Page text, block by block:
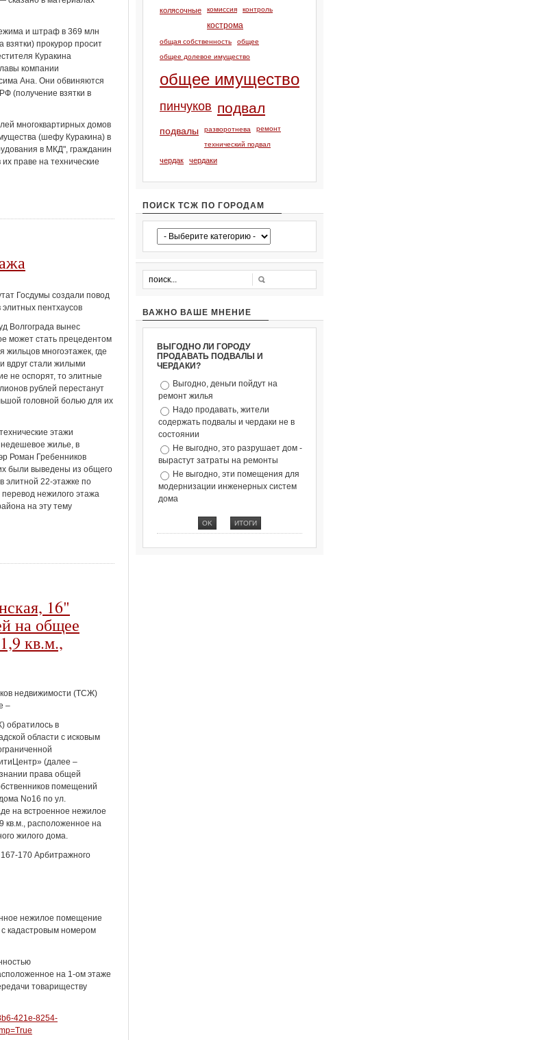
и штраф в 369 млн
взятки) прокурор просит
Куракина
компании
Ана. Они обвиняются
(получение взятки в
многоквартирных домов
(шефу Куракина) в
в МКД", гражданин
праве на технические
Госдумы создали повод
пентхаусов
Волгограда вынес
может стать прецедентом
жильцов многоэтажек, где
вдруг стали жилыми
не оспорят, то элитные
рублей перестанут
головной болью для их
этажи
жилье, в
Роман Гребенников
были выведены из общего
элитной 22-этажке по
нежилого этажа
на эту тему
16"
на общее
кв.м.,
недвижимости (ТСЖ)
–
обратилось в
области с исковым
(далее –
права общей
помещений
No16 по ул.
на встроенное нежилое
расположенное на
жилого дома.
167-170 Арбитражного
нежилое помещение
кадастровым номером
на 1-ом этаже
товариществу
421e-8254-
колясочные комиссия контроль
кострома
общая собственность
общее
общее долевое имущество
общее имущество
пинчуков подвал
подвалы разворотнева ремонт
технический подвал
чердак чердаки
ПОИСК ТСЖ ПО ГОРОДАМ
ВАЖНО ВАШЕ МНЕНИЕ
ВЫГОДНО ЛИ ГОРОДУ
ПРОДАВАТЬ ПОДВАЛЫ И
ЧЕРДАКИ?
Выгодно, деньги пойдут на
ремонт жилья
Надо продавать, жители
содержать подвалы и чердаки не в
состоянии
Не выгодно, это разрушает дом -
вырастут затраты на ремонты
Не выгодно, эти помещения для
модернизации инженерных систем
дома